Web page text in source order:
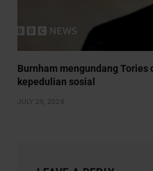
Burnham mengundang Tories
kepedulian sosial
JULY 29, 2026